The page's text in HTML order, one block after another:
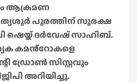
ആക്രമണ
ത്യശൂർ പൂരത്തിന് സുരക്ഷ
ഷെയ്ക് ദർവേഷ് സാഹിബ്.
കമൻ്റോകളെ
ഡ്രോൺ സിസ്റ്റവും
അറിയിച്ചു.